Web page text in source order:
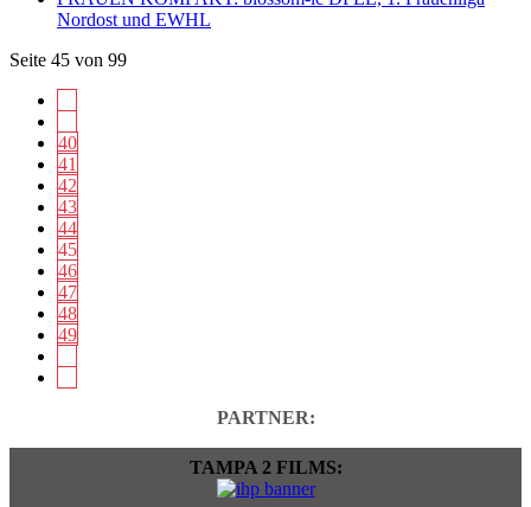
Nordost und EWHL
Seite 45 von 99
40
41
42
43
44
45
46
47
48
49
PARTNER:
TAMPA 2 FILMS: